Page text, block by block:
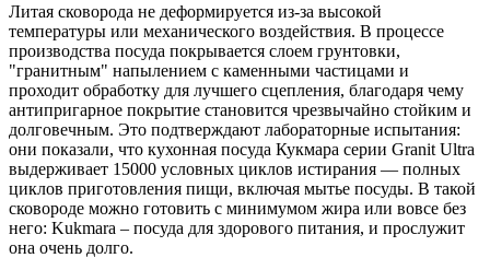
Литая сковорода не деформируется из-за высокой
температуры или механического воздействия. В процессе
производства посуда покрывается слоем грунтовки,
"гранитным" напылением с каменными частицами и
проходит обработку для лучшего сцепления, благодаря чему
антипригарное покрытие становится чрезвычайно стойким и
долговечным. Это подтверждают лабораторные испытания:
они показали, что кухонная посуда Кукмара серии Granit Ultra
выдерживает 15000 условных циклов истирания — полных
циклов приготовления пищи, включая мытье посуды. В такой
сковороде можно готовить с минимумом жира или вовсе без
него: Kukmara – посуда для здорового питания, и прослужит
она очень долго.